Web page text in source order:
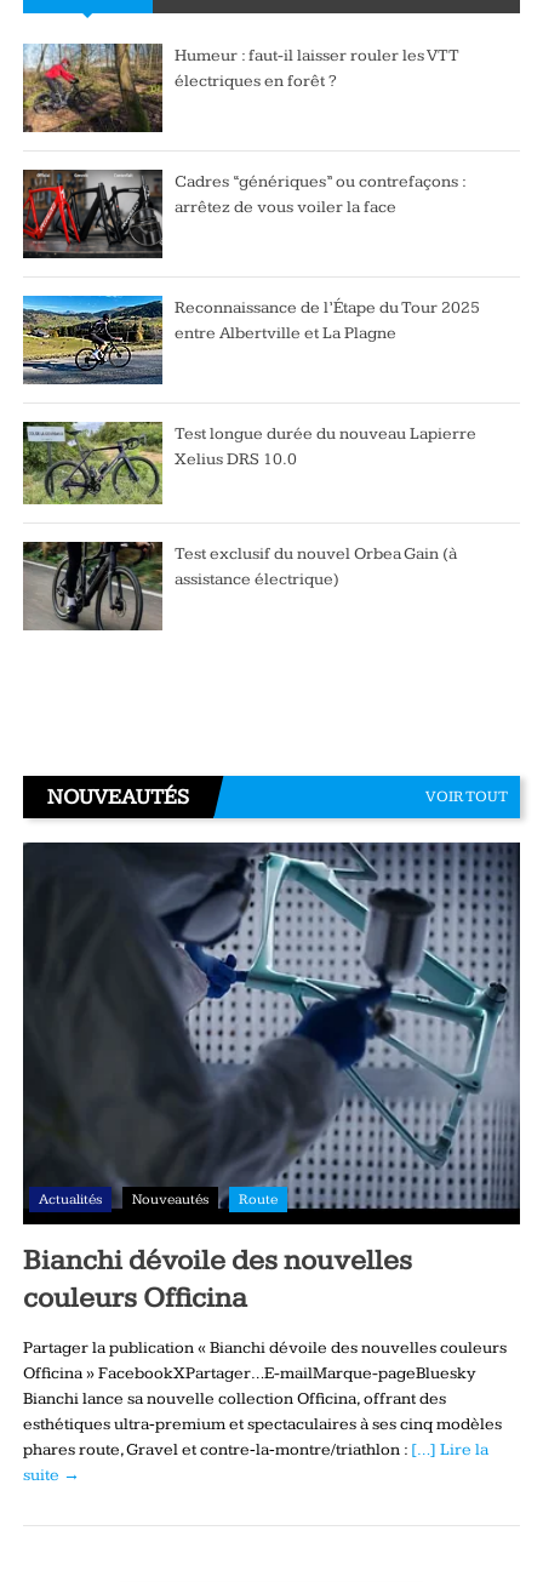
Humeur : faut-il laisser rouler les VTT
électriques en forêt ?
Cadres “génériques” ou contrefaçons :
arrêtez de vous voiler la face
Reconnaissance de l’Étape du Tour 2025
entre Albertville et La Plagne
Test longue durée du nouveau Lapierre
Xelius DRS 10.0
Test exclusif du nouvel Orbea Gain (à
assistance électrique)
NOUVEAUTÉS VOIR TOUT
Actualités Nouveautés Route
Bianchi dévoile des nouvelles
couleurs Officina
Partager la publication « Bianchi dévoile des nouvelles couleurs
Officina » FacebookXPartager…E-mailMarque-pageBluesky
Bianchi lance sa nouvelle collection Officina, offrant des
esthétiques ultra‑premium et spectaculaires à ses cinq modèles
phares route, Gravel et contre‑la‑montre/triathlon : […] Lire la
suite →